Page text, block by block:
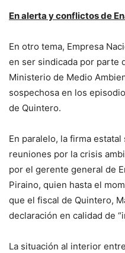
En alerta y conflictos de
En otro tema, Empresa
en ser sindicada por parte
Ministerio de Medio
sospechosa en los
de Quintero.
En paralelo, la firma
reuniones por la crisis
por el gerente general de
Piraino, quien hasta el
que el fiscal de Quintero,
declaración en calidad de
La situación al interior